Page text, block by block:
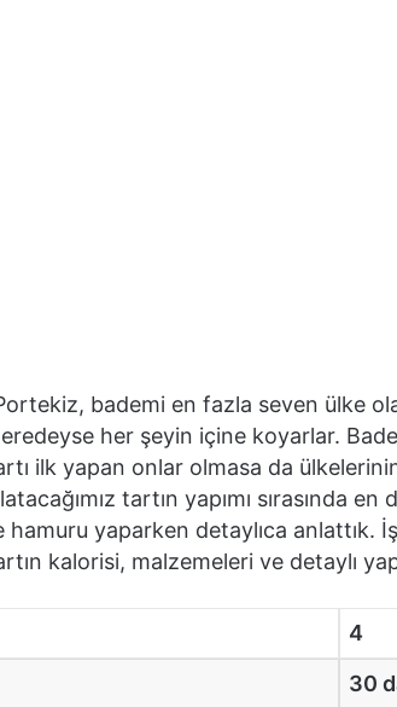
bademi en fazla seven ülke
her şeyin içine koyarlar.
ilk yapan onlar olmasa da
tartın yapımı sırasında
hamuru yaparken detaylıca anlattık.
kalorisi, malzemeleri ve detaylı
4
30